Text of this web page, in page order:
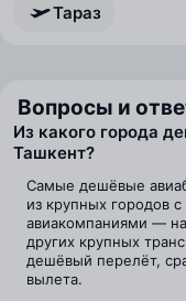
Тараз
Вопросы и
Из какого города
Ташкент?
Самые дешёвые
из крупных городов
авиакомпаниями —
других крупных
дешёвый перелёт,
вылета.